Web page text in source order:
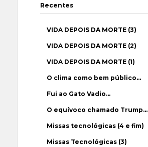
Recentes
VIDA DEPOIS DA MORTE (3)
VIDA DEPOIS DA MORTE (2)
VIDA DEPOIS DA MORTE (1)
O clima como bem público…
Fui ao Gato Vadio…
O equívoco chamado Trump…
Missas tecnológicas (4 e fim)
Missas Tecnológicas (3)